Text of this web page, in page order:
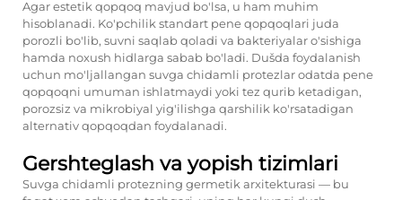
Agar estetik qopqoq mavjud bo'lsa, u ham muhim
hisoblanadi. Ko'pchilik standart pene qopqoqlari juda
porozli bo'lib, suvni saqlab qoladi va bakteriyalar o'sishiga
hamda noxush hidlarga sabab bo'ladi. Dušda foydalanish
uchun mo'ljallangan suvga chidamli protezlar odatda pene
qopqoqni umuman ishlatmaydi yoki tez qurib ketadigan,
porozsiz va mikrobiyal yig'ilishga qarshilik ko'rsatadigan
alternativ qopqoqdan foydalanadi.
Gershteglash va yopish tizimlari
Suvga chidamli protezning germetik arxitekturasi — bu